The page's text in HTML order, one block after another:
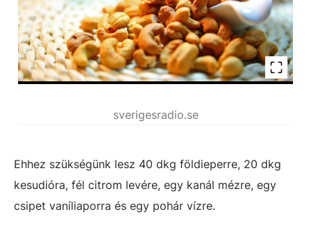
sverigesradio.se
Ehhez szükségünk lesz 40 dkg földieperre, 20 dkg
kesudióra, fél citrom levére, egy kanál mézre, egy
csipet vaníliaporra és egy pohár vízre.